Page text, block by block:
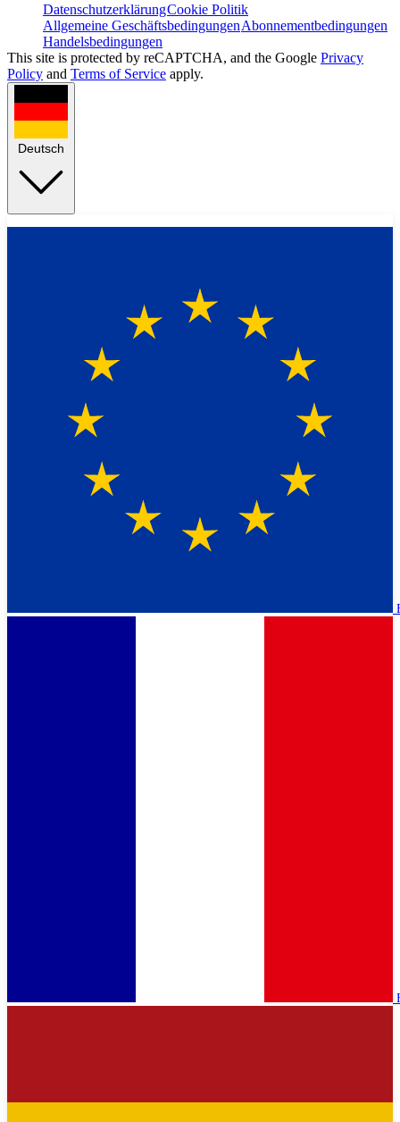
DatenschutzerklärungCookie Politik
Allgemeine GeschäftsbedingungenAbonnementbedingungen
Handelsbedingungen
This site is protected by reCAPTCHA, and the Google Privacy
Policy and Terms of Service apply.
Deutsch